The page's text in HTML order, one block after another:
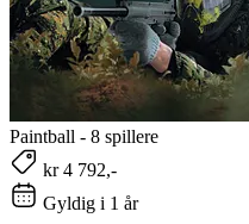
Paintball - 8 spillere
kr 4 792,-
Gyldig i 1 år